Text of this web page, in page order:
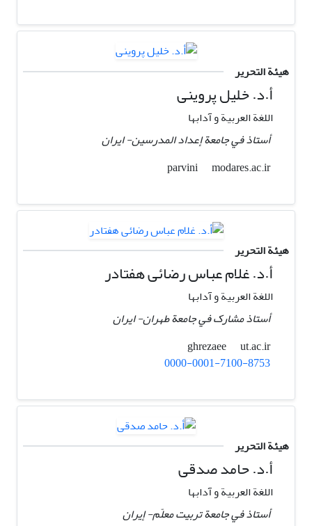
هيئة التحرير
أ.د. خلیل پروینی
اللغة العربیة و آدابها
أستاذ في جامعة إعداد المدرسین- ايران
parvini
modares.ac.ir
هيئة التحرير
أ.د. غلام عباس رضائی هفتادر
اللغة العربیة و آدابها
أستاذ مشارک في جامعة طهران- ايران
ghrezaee
ut.ac.ir
0000-0001-7100-8753
هيئة التحرير
أ.د. حامد صدقی
اللغة العربیة و آدابها
أستاذ في جامعة تربیت معلّم- إيران